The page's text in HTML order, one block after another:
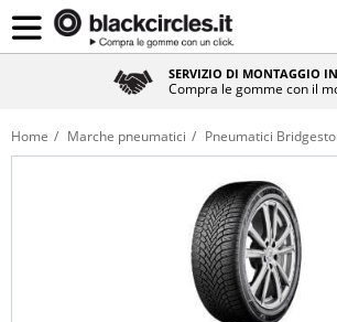
SERVIZIO DI MONTAGGIO
Compra le gomme con il
Home Marche pneumatici Pneumatici